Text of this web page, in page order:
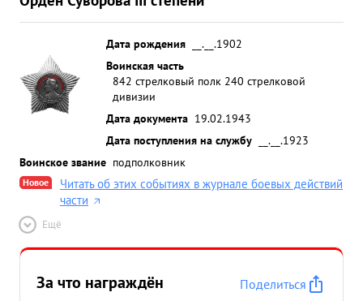
Дата рождения
__.__.1902
Воинская часть
842 стрелковый полк 240 стрелковой
дивизии
Дата документа 19.02.1943
Дата поступления на службу
__.__.1923
Воинское звание подполковник
Новое
Читать об этих событиях в журнале боевых действий
части
Ещё
За что награждён Поделиться